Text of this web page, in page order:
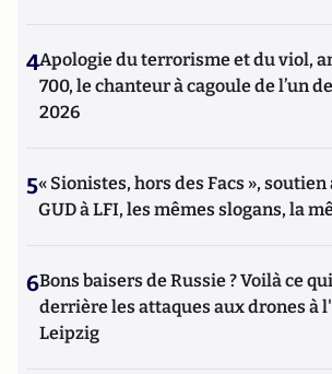
4Apologie du terrorisme et du viol,
700, le chanteur à cagoule de l’un
2026
5« Sionistes, hors des Facs », soutien
GUD à LFI, les mêmes slogans, la
6Bons baisers de Russie ? Voilà ce
derrière les attaques aux drones à
Leipzig